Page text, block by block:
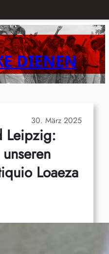
DIENEN
30. März 2025
Leipzig:
Loaeza